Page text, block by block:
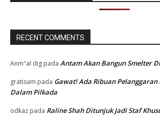
RECENT COMMENTS
Anm"al dig pada Antam Akan Bangun Smelter Di
gratisam pada Gawat! Ada Ribuan
Dalam Pilkada
odkaz pada Raline Shah Ditunjuk Jadi Staf